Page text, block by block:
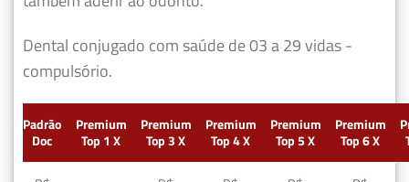
Dental conjugado com saúde de 03 a 29 vidas -
compulsório.
Padrão
Doc
Premium
Top 1 X
Premium
Top 3 X
Premium
Top 4 X
Premium
Top 5 X
Premium
Top 6 X